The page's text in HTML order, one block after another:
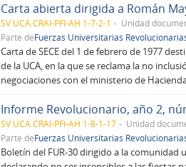
Carta abierta dirigida a Román
SV UCA.CRAI-PFI-AH 1-7-2-1 Unidad
Parte deFuerzas Universitarias
Carta de SECE del 1 de febrero de 1977
de la UCA, en la que se reclama la no
negociaciones con el ministerio de
Informe Revolucionario, año 2,
SV UCA.CRAI-PFI-AH 1-8-1-17 Unidad
Parte deFuerzas Universitarias
Boletín del FUR-30 dirigido a la